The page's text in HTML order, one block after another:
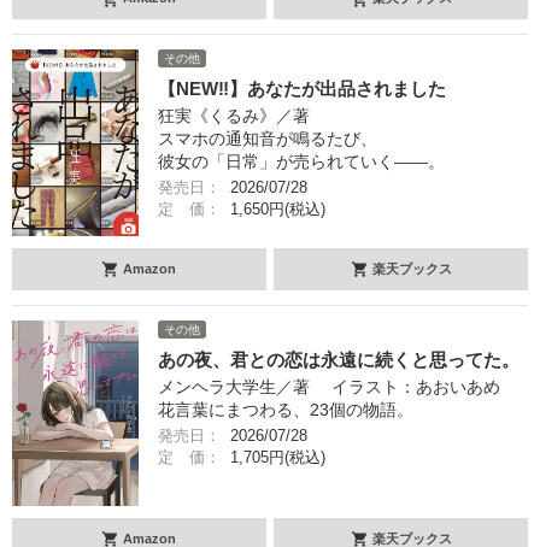
その他
【NEW‼︎】あなたが出品されました
狂実《くるみ》／著
スマホの通知音が鳴るたび、
彼女の「日常」が売られていく――。
発売日：
2026/07/28
定 価：
1,650円(税込)
Amazon 楽天ブックス
その他
あの夜、君との恋は永遠に続くと思ってた。
メンヘラ大学生／著 イラスト：あおいあめ
花言葉にまつわる、23個の物語。
発売日：
2026/07/28
定 価：
1,705円(税込)
Amazon 楽天ブックス